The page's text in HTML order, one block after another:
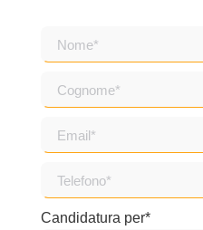
Candidatura per*